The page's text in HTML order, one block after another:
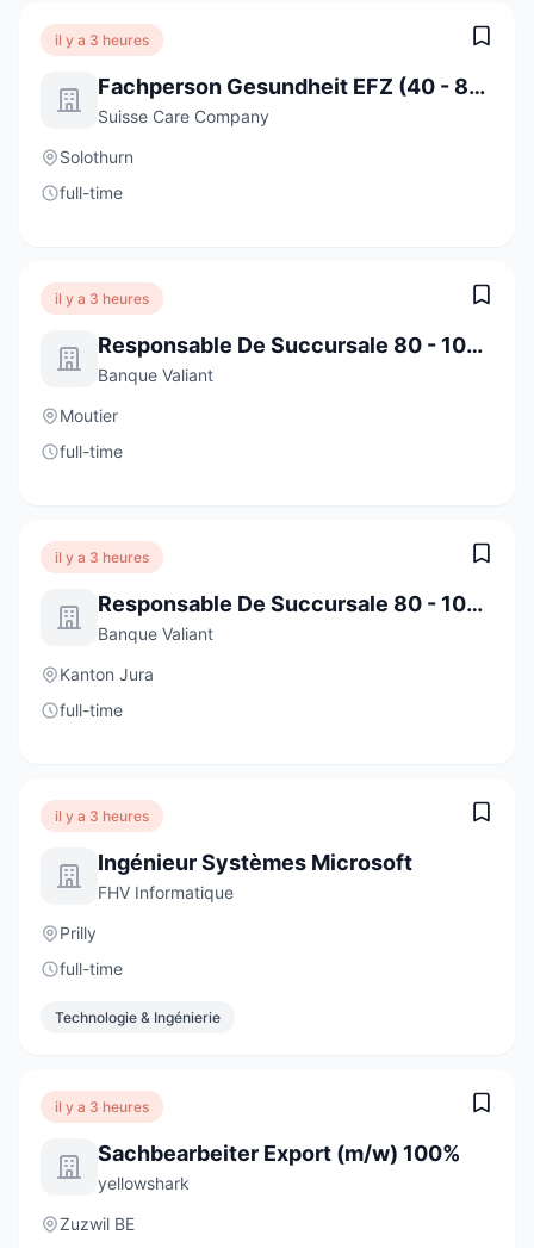
il y a 3 heures
Fachperson Gesundheit EFZ (40 - 80%)
Suisse Care Company
Solothurn
full-time
il y a 3 heures
Responsable De Succursale 80 - 100 % Moutier
Banque Valiant
Moutier
full-time
il y a 3 heures
Responsable De Succursale 80 - 100 % Moutier
Banque Valiant
Kanton Jura
full-time
il y a 3 heures
Ingénieur Systèmes Microsoft
FHV Informatique
Prilly
full-time
Technologie & Ingénierie
il y a 3 heures
Sachbearbeiter Export (m/w) 100%
yellowshark
Zuzwil BE